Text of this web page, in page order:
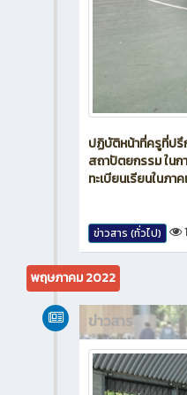
ปฏิบัติหน้าที่ครูที่ปรึ
สถาปัตยกรรม ใน
ทะเบียนเรียนในภา
ข่าวสาร (ทั่วไป)
พฤษภาคม 2022
ข่าวสาร